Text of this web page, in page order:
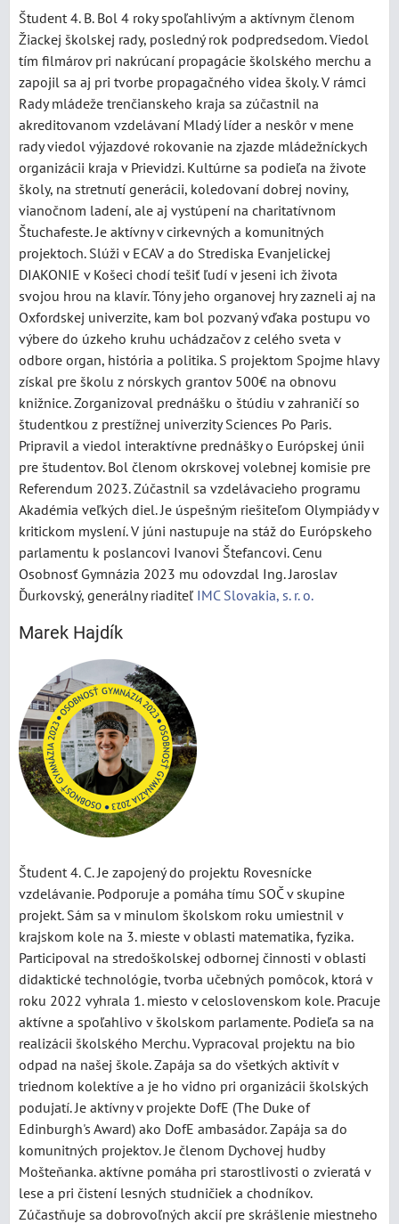
Študent 4. B. Bol 4 roky spoľahlivým a aktívnym členom
Žiackej školskej rady, posledný rok podpredsedom. Viedol
tím filmárov pri nakrúcaní propagácie školského merchu a
zapojil sa aj pri tvorbe propagačného videa školy. V rámci
Rady mládeže trenčianskeho kraja sa zúčastnil na
akreditovanom vzdelávaní Mladý líder a neskôr v mene
rady viedol výjazdové rokovanie na zjazde mládežníckych
organizácii kraja v Prievidzi. Kultúrne sa podieľa na živote
školy, na stretnutí generácii, koledovaní dobrej noviny,
vianočnom ladení, ale aj vystúpení na charitatívnom
Štuchafeste. Je aktívny v cirkevných a komunitných
projektoch. Slúži v ECAV a do Strediska Evanjelickej
DIAKONIE v Košeci chodí tešiť ľudí v jeseni ich života
svojou hrou na klavír. Tóny jeho organovej hry zazneli aj na
Oxfordskej univerzite, kam bol pozvaný vďaka postupu vo
výbere do úzkeho kruhu uchádzačov z celého sveta v
odbore organ, história a politika. S projektom Spojme hlavy
získal pre školu z nórskych grantov 500€ na obnovu
knižnice. Zorganizoval prednášku o štúdiu v zahraničí so
študentkou z prestížnej univerzity Sciences Po Paris.
Pripravil a viedol interaktívne prednášky o Európskej únii
pre študentov. Bol členom okrskovej volebnej komisie pre
Referendum 2023. Zúčastnil sa vzdelávacieho programu
Akadémia veľkých diel. Je úspešným riešiteľom Olympiády v
kritickom myslení. V júni nastupuje na stáž do Európskeho
parlamentu k poslancovi Ivanovi Štefancovi. Cenu
Osobnosť Gymnázia 2023 mu odovzdal Ing. Jaroslav
Ďurkovský, generálny riaditeľ IMC Slovakia, s. r. o.
Marek Hajdík
Študent 4. C. Je zapojený do projektu Rovesnícke
vzdelávanie. Podporuje a pomáha tímu SOČ v skupine
projekt. Sám sa v minulom školskom roku umiestnil v
krajskom kole na 3. mieste v oblasti matematika, fyzika.
Participoval na stredoškolskej odbornej činnosti v oblasti
didaktické technológie, tvorba učebných pomôcok, ktorá v
roku 2022 vyhrala 1. miesto v celoslovenskom kole. Pracuje
aktívne a spoľahlivo v školskom parlamente. Podieľa sa na
realizácii školského Merchu. Vypracoval projektu na bio
odpad na našej škole. Zapája sa do všetkých aktivít v
triednom kolektíve a je ho vidno pri organizácii školských
podujatí. Je aktívny v projekte DofE (The Duke of
Edinburgh's Award) ako DofE ambasádor. Zapája sa do
komunitných projektov. Je členom Dychovej hudby
Mošteňanka. aktívne pomáha pri starostlivosti o zvieratá v
lese a pri čistení lesných studničiek a chodníkov.
Zúčastňuje sa dobrovoľných akcií pre skrášlenie miestneho